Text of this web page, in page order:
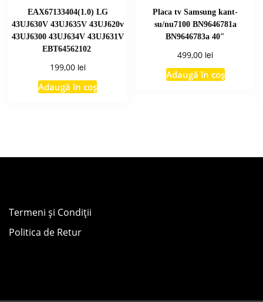
EAX67133404(1.0) LG
43UJ630V 43UJ635V 43UJ620v
43UJ6300 43UJ634V 43UJ631V
EBT64562102
199,00 lei
Adaugă în coș
Placa tv Samsung kant-
su/nu7100 BN9646781a
BN9646783a 40″
499,00 lei
Adaugă în coș
Termeni și Condiții
Politica de Retur